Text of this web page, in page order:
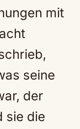
mit
seine
der
sie die